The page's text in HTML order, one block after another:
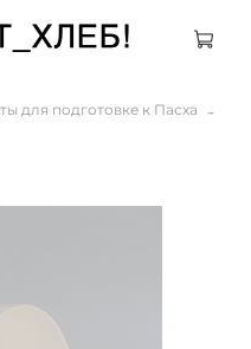
для подготовке к Пасха